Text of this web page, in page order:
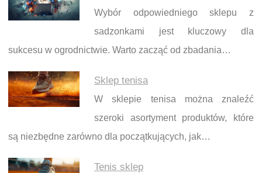
Wybór odpowiedniego sklepu z
sadzonkami jest kluczowy dla
sukcesu w ogrodnictwie. Warto zacząć od zbadania…
Sklep tenisa
W sklepie tenisa można znaleźć
szeroki asortyment produktów, które
są niezbędne zarówno dla początkujących, jak…
Tenis sklep